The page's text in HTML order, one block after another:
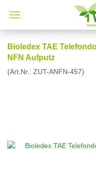
Bioledex TAE
NFN Aufputz
(Art.Nr.: ZUT-ANFN-457)